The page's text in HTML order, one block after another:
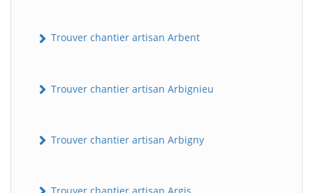
Trouver chantier artisan Arbent
Trouver chantier artisan Arbignieu
Trouver chantier artisan Arbigny